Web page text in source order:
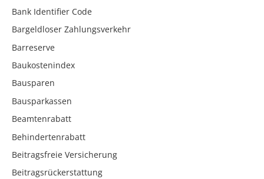
Bank Identifier Code
Bargeldloser Zahlungsverkehr
Barreserve
Baukostenindex
Bausparen
Bausparkassen
Beamtenrabatt
Behindertenrabatt
Beitragsfreie Versicherung
Beitragsrückerstattung